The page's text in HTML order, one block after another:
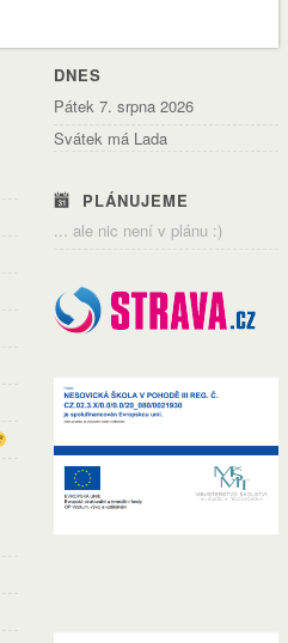
DNES
Pátek 7. srpna 2026
Svátek má Lada
PLÁNUJEME
... ale nic není v plánu :)